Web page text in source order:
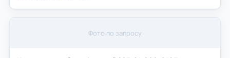
Фото по запросу